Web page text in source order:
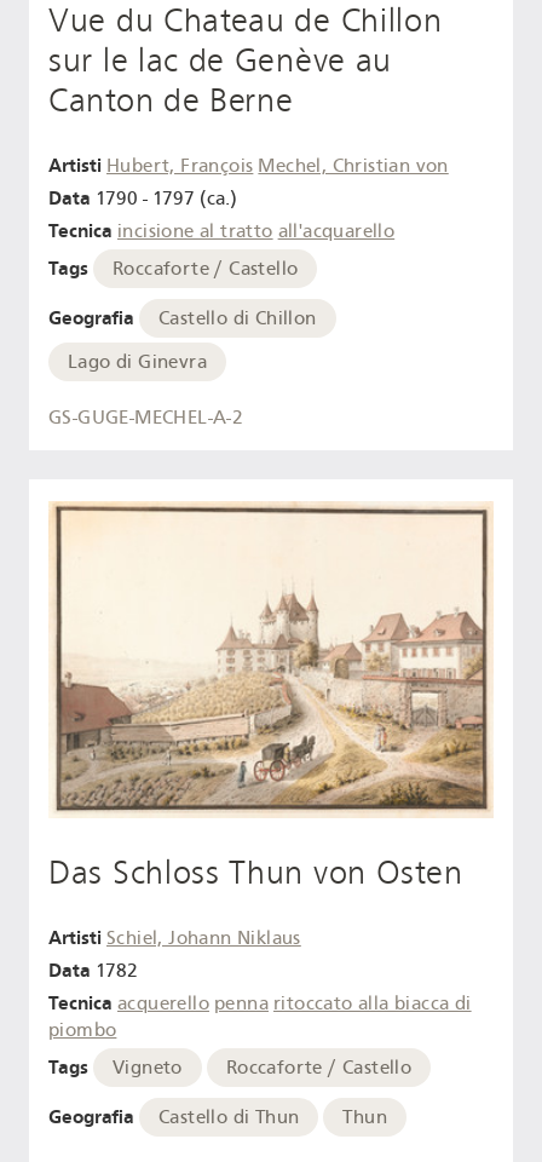
Vue du Chateau de Chillon
sur le lac de Genève au
Canton de Berne
Artisti Hubert, François Mechel, Christian von
Data 1790 - 1797 (ca.)
Tecnica incisione al tratto all'acquarello
Tags Roccaforte / Castello
Geografia
Castello di Chillon
Lago di Ginevra
GS-GUGE-MECHEL-A-2
Das Schloss Thun von Osten
Artisti Schiel, Johann Niklaus
Data 1782
Tecnica acquerello penna ritoccato alla biacca di
piombo
Tags Vigneto Roccaforte / Castello
Geografia Castello di Thun Thun